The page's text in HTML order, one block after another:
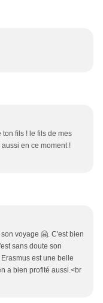
fils ! le fils de mes
en ce moment !
voyage 🤗. C'est bien
sans doute son
est une belle
a bien profité aussi.<br